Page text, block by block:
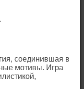
соединившая в
мотивы. Игра